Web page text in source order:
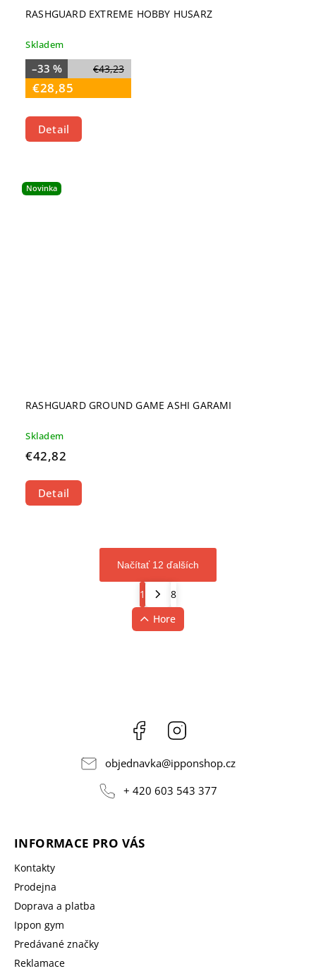
RASHGUARD EXTREME HOBBY HUSARZ
Skladem
€43,23
–33 %
€28,85
Detail
Novinka
RASHGUARD GROUND GAME ASHI GARAMI
Skladem
€42,82
Detail
Načítať 12 ďalších
1
8
Hore
Facebook
objednavka@ipponshop.cz
+ 420 603 543 377
INFORMACE PRO VÁS
Kontakty
Prodejna
Doprava a platba
Ippon gym
Predávané značky
Reklamace